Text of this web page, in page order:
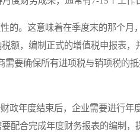
。这意味着在季度末的那个月
额，编制正式的增值税申报表，
要确保所有进项税与销项税的
年度结束后，企业需要进行年
配合完成年度财务报表的编制，